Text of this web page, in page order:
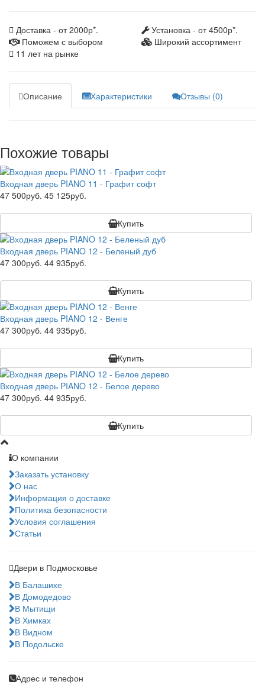
Доставка - от 2000р*.
Установка - от 4500р*.
Поможем с выбором
Широкий ассортимент
11 лет на рынке
Описание Характеристики Отзывы (0)
Похожие товары
Входная дверь PIANO 11 - Графит софт
47 500руб. 45 125руб.
Купить
Входная дверь PIANO 12 - Беленый дуб
47 300руб. 44 935руб.
Купить
Входная дверь PIANO 12 - Венге
47 300руб. 44 935руб.
Купить
Входная дверь PIANO 12 - Белое дерево
47 300руб. 44 935руб.
Купить
О компании
Заказать установку
О нас
Информация о доставке
Политика безопасности
Условия соглашения
Статьи
Двери в Подмосковье
В Балашихе
В Домодедово
В Мытищи
В Химках
В Видном
В Подольске
Адрес и телефон